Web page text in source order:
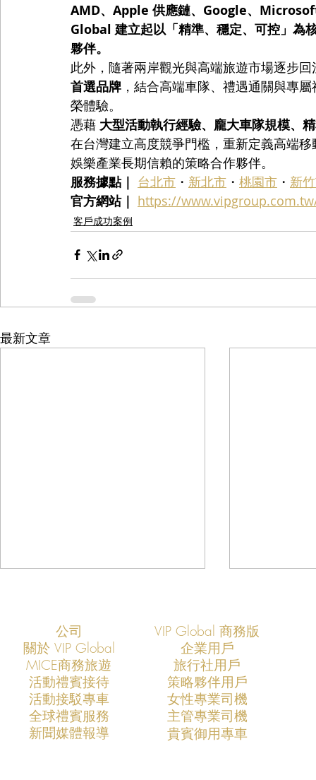
AMD、Apple 供應鏈、Google、
Global 建立起以「精準、穩定、可控」為
夥伴。
此外，隨著兩岸觀光與高端旅遊市場逐步
首選品牌 ，結合高端車隊、禮遇通關與專
榮體驗。
憑藉 大型活動執行經驗、龐大車隊規模、
在台灣建立高度競爭門檻，重新定義高端
娛樂產業長期信賴的策略合作夥伴。
服務據點｜ 台北市 ・ 新北市 ・ 桃園市 ・ 新
官方網站｜ https://
客戶成功案例
最新文章
VIP Global成功支援COMPUTEX
2026全球AI產業領袖訪台專案
打造亞洲科技展會商務移動與
VIP Global成
2025全球AI
公司
VIP Global 商務版
關於 VIP Global
企業用戶
​MICE商務旅遊
旅行社用戶
​活動禮賓接待
策略夥伴用戶
活動接駁專車
​全球禮賓服務
​新聞媒體報導
​女性專業司機
​主管專業司機
​貴賓御用專車